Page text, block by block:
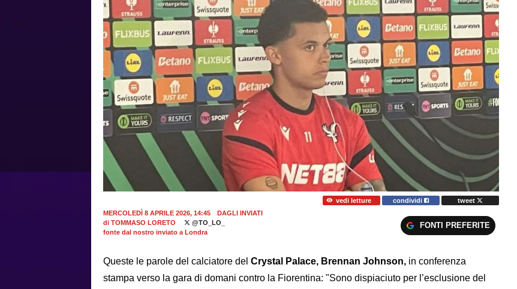
vedi letture condividi
tweet
MERCOLEDÌ 8 APRILE 2026, 14:45
DAGLI INVIATI
di TOMMASO LORETO
@TO_LO_
fonte dal nostro inviato a Londra
FONTI PREFERITE
Queste le parole del calciatore del Crystal Palace, Brennan Johnson, in conferenza
stampa verso la gara di domani contro la Fiorentina: "Sono dispiaciuto per l’esclusione del